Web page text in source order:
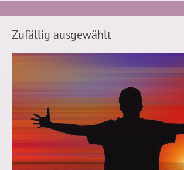
Zufällig ausgewählt